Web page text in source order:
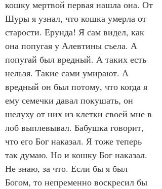
кошку мертвой первая нашла она. От
Шуры я узнал, что кошка умерла от
старости. Ерунда! Я сам видел, как
она попугая у Алевтины съела. А
попугай был вредный. А таких есть
нельзя. Такие сами умирают. А
вредный он был потому, что когда я
ему семечки давал покушать, он
шелуху от них из клетки своей мне в
лоб выплевывал. Бабушка говорит,
что его Бог наказал. Я тоже теперь
так думаю. Но и кошку Бог наказал.
Не знаю, за что. Если бы я был
Богом, то непременно воскресил бы